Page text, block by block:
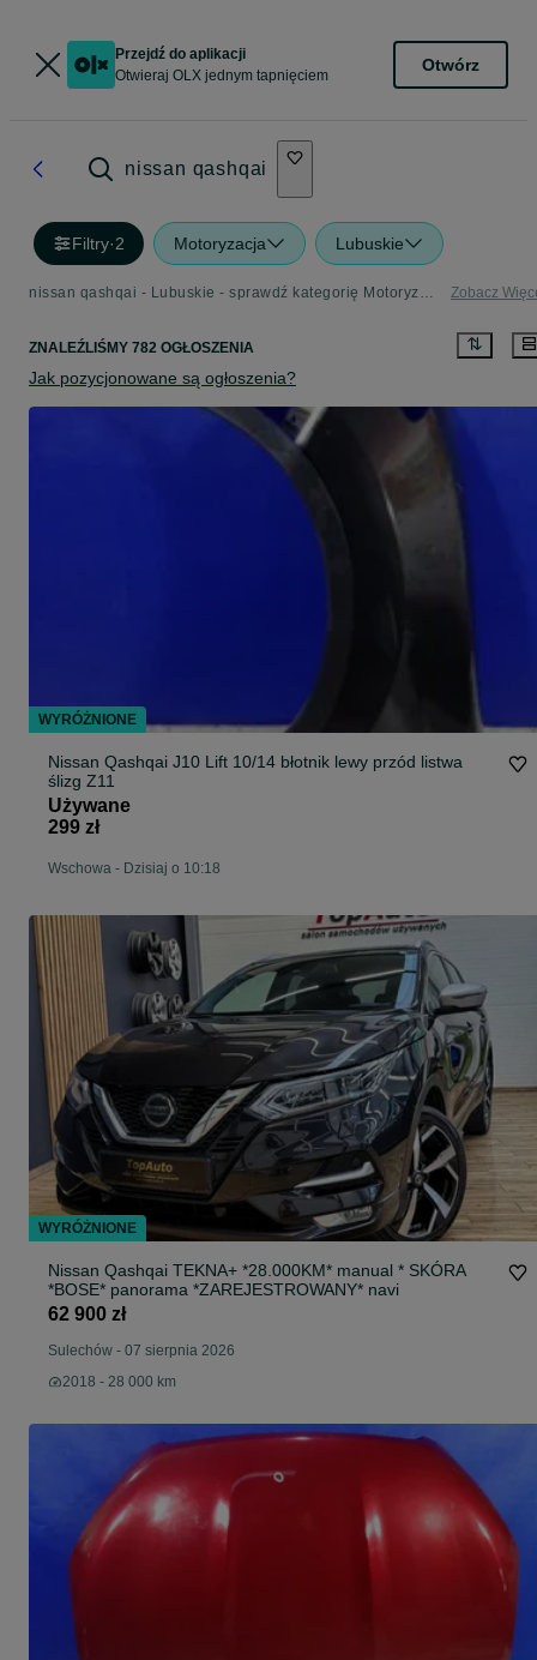
Przejdź do aplikacji
Otwieraj OLX jednym tapnięciem
Otwórz
nissan qashqai
Filtry·2 Motoryzacja Lubuskie
nissan qashqai - Lubuskie - sprawdź kategorię Motoryzacja Zobacz
ZNALEŹLIŚMY 782 OGŁOSZENIA
Jak pozycjonowane są ogłoszenia?
Nissan Qashqai J10 Lift 10/14 błotnik lewy przód listwa
ślizg Z11
Używane
299 zł
Wschowa - Dzisiaj o 10:18
Nissan Qashqai TEKNA+ *28.000KM* manual * SKÓRA
*BOSE* panorama *ZAREJESTROWANY* navi
62 900 zł
Sulechów - 07 sierpnia 2026
2018 - 28 000 km
WYRÓŻNIONE
WYRÓŻNIONE